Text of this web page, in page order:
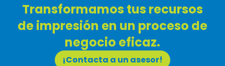
Transformamos tus recursos
de impresión en un proceso de
negocio eficaz.
¡Contacta a un asesor!